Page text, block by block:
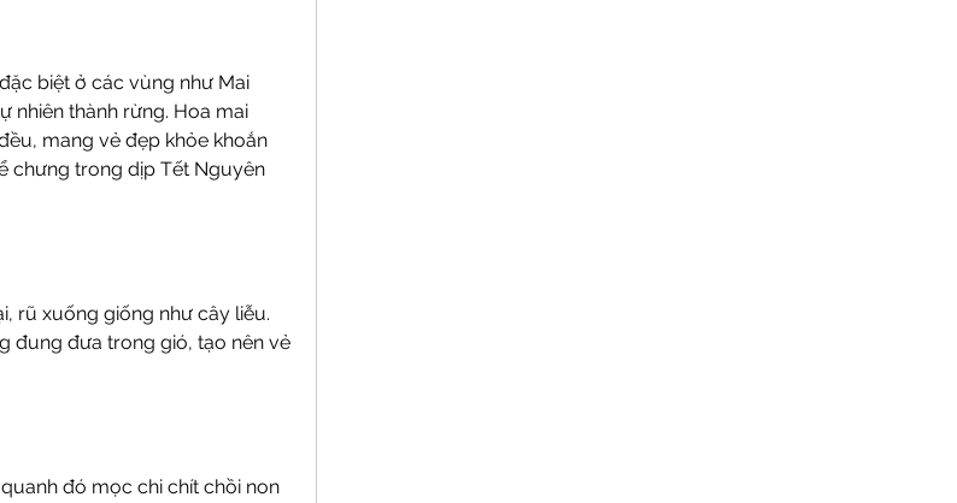
biệt ở các vùng như Mai
nhiên thành rừng. Hoa mai
mang vẻ đẹp khỏe khoắn
chưng trong dịp Tết Nguyên
rũ xuống giống như cây liễu.
đung đưa trong gió, tạo nên vẻ
đó mọc chi chít chồi non